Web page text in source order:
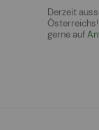
Derzeit
gerne auf